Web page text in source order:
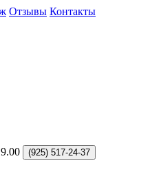
Отзывы Контакты
(925) 517-24-37